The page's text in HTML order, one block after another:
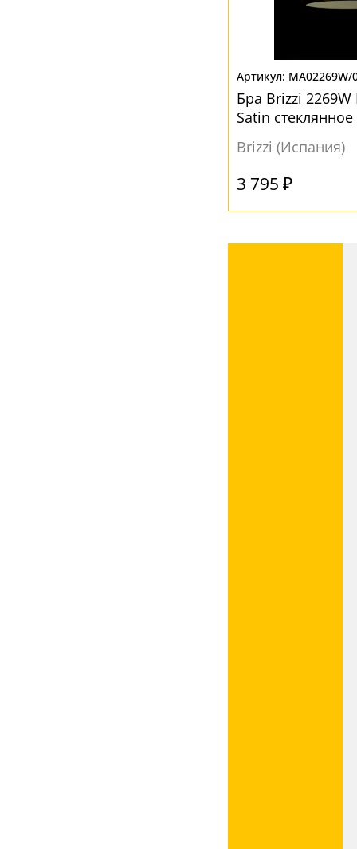
MA02269W/
Бра Brizzi 2269W
Satin стеклянное
Brizzi (Испания)
3 795 ₽